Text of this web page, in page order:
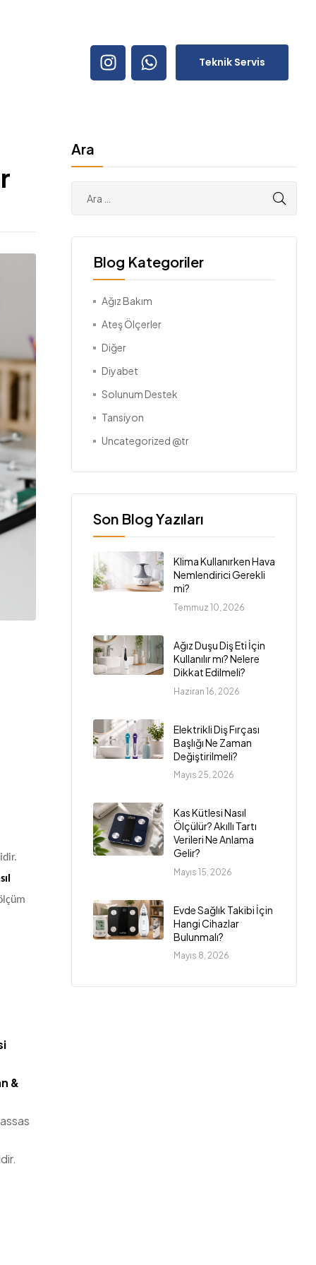
Teknik Servis
&
Ara
Blog Kategoriler
Ağız Bakım
Ateş Ölçerler
Diğer
Diyabet
Solunum Destek
Tansiyon
Uncategorized @tr
Son Blog Yazıları
Klima Kullanırken Hava
Nemlendirici Gerekli
mi?
Temmuz 10, 2026
Ağız Duşu Diş Eti İçin
Kullanılır mı? Nelere
Dikkat Edilmeli?
Haziran 16, 2026
Elektrikli Diş Fırçası
Başlığı Ne Zaman
Değiştirilmeli?
Mayıs 25, 2026
Kas Kütlesi Nasıl
Ölçülür? Akıllı Tartı
Verileri Ne Anlama
Gelir?
Mayıs 15, 2026
Evde Sağlık Takibi İçin
Hangi Cihazlar
Bulunmalı?
Mayıs 8, 2026